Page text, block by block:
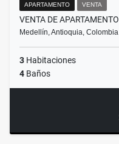
APARTAMENTO VENTA
VENTA DE
Medellín, Antioquia, Colombia
3 Habitaciones
4 Baños